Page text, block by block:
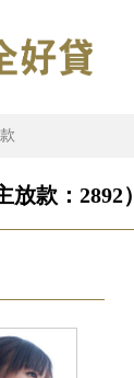
款：2892）